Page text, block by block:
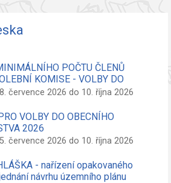
POČTU ČLENŮ
KOMISE - VOLBY DO
OBCE
července 2026 do 10. října 2026
VOLBY DO OBECNÍHO
2026
července 2026 do 10. října 2026
- nařízení opakovaného
návrhu územního plánu